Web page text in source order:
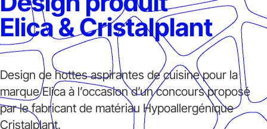
Elica & Cristalplant
Design de hottes aspirantes de cuisine pour la
marque Elica à l’occasion d’un concours proposé
par le fabricant de matériau Hypoallergénique
Cristalplant.